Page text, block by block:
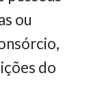
ou
do